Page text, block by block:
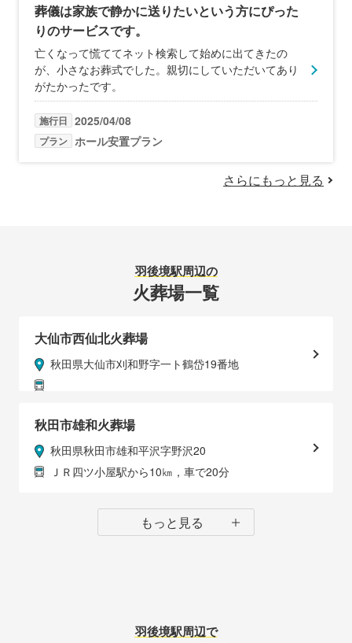
葬儀は家族で静かに送りたいという方にぴった
りのサービスです。
亡くなって慌ててネット検索して始めに出てきたの
が、小さなお葬式でした。親切にしていただいてあり
がたかったです。
施行日 2025/04/08
プラン ホール安置プラン
さらにもっと見る
羽後境駅周辺の
火葬場一覧
大仙市西仙北火葬場
秋田県大仙市刈和野字一ト鶴岱19番地
秋田市雄和火葬場
秋田県秋田市雄和平沢字野沢20
ＪＲ四ツ小屋駅から10㎞，車で20分
もっと見る
羽後境駅周辺で